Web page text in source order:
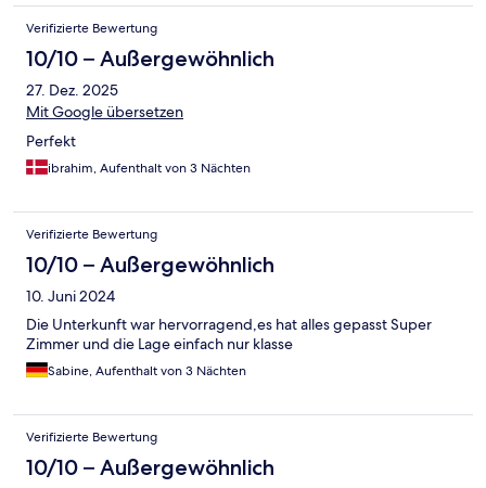
Verifizierte Bewertung
10/10 – Außergewöhnlich
27. Dez. 2025
Mit Google übersetzen
Perfekt
ibrahim, Aufenthalt von 3 Nächten
Verifizierte Bewertung
10/10 – Außergewöhnlich
10. Juni 2024
Die Unterkunft war hervorragend,es hat alles gepasst Super
Zimmer und die Lage einfach nur klasse
Sabine, Aufenthalt von 3 Nächten
Verifizierte Bewertung
10/10 – Außergewöhnlich